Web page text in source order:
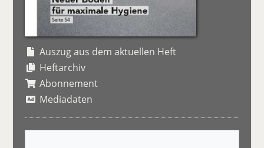
Auszug aus dem aktuellen Heft
Heftarchiv
Abonnement
Mediadaten